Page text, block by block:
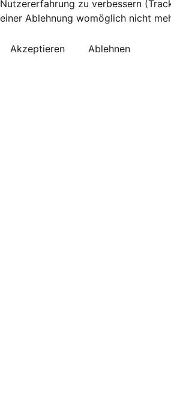
Nutzererfahrung zu verbessern
einer Ablehnung womöglich nicht
Akzeptieren
Ablehnen